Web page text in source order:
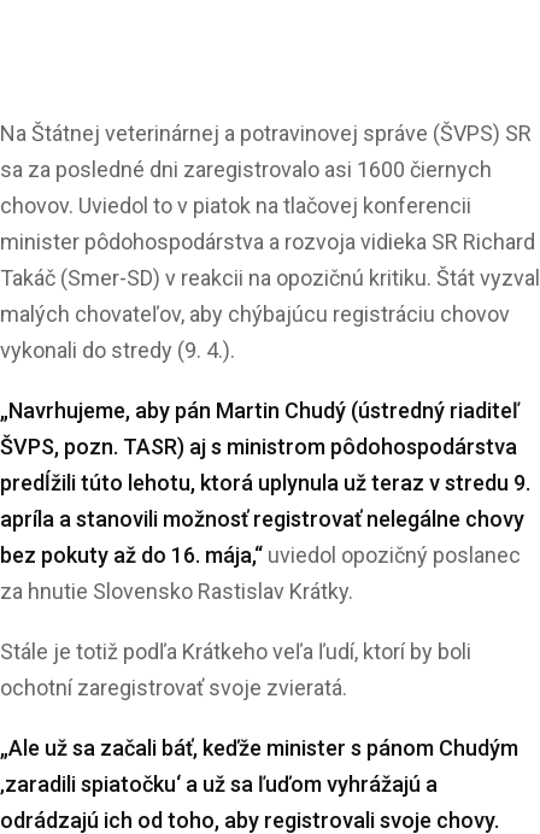
Na Štátnej veterinárnej a potravinovej správe (ŠVPS) SR
sa za posledné dni zaregistrovalo asi 1600 čiernych
chovov. Uviedol to v piatok na tlačovej konferencii
minister pôdohospodárstva a rozvoja vidieka SR Richard
Takáč (Smer-SD) v reakcii na opozičnú kritiku. Štát vyzval
malých chovateľov, aby chýbajúcu registráciu chovov
vykonali do stredy (9. 4.).
„Navrhujeme, aby pán Martin Chudý (ústredný riaditeľ
ŠVPS, pozn. TASR) aj s ministrom pôdohospodárstva
predĺžili túto lehotu, ktorá uplynula už teraz v stredu 9.
apríla a stanovili možnosť registrovať nelegálne chovy
bez pokuty až do 16. mája,“ uviedol opozičný poslanec
za hnutie Slovensko Rastislav Krátky.
Stále je totiž podľa Krátkeho veľa ľudí, ktorí by boli
ochotní zaregistrovať svoje zvieratá.
„Ale už sa začali báť, keďže minister s pánom Chudým
‚zaradili spiatočku‘ a už sa ľuďom vyhrážajú a
odrádzajú ich od toho, aby registrovali svoje chovy.